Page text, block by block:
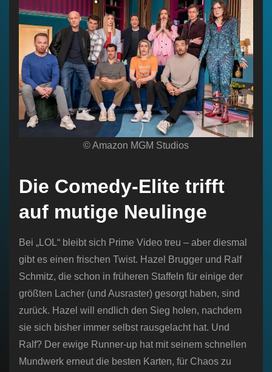
© Amazon MGM Studios
Die Comedy-Elite trifft
auf mutige Neulinge
Bei „LOL“ bleibt sich Prime Video treu – aber diesmal
gibt es einen frischen Twist. Hazel Brugger und Ralf
Schmitz, die schon in früheren Staffeln für einige der
größten Lacher (und Ausraster) gesorgt haben, sind
zurück. Hazel will endlich den Sieg holen, nachdem
sie sich bisher immer selbst rausgelacht hat. Und
Ralf? Der ewige Runner-up hat mit seinem schnellen
Mundwerk erneut die besten Karten, für Chaos zu